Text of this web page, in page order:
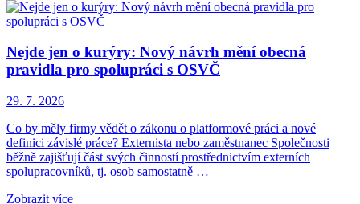
Nejde jen o kurýry: Nový návrh mění obecná
pravidla pro spolupráci s OSVČ
29. 7. 2026
Co by měly firmy vědět o zákonu o platformové práci a nové
definici závislé práce? Externista nebo zaměstnanec Společnosti
běžně zajišťují část svých činností prostřednictvím externích
spolupracovníků, tj. osob samostatně …
Zobrazit více